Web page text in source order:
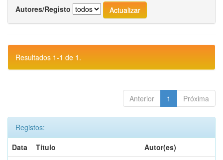
Autores/Registo
Resultados 1-1 de 1.
Anterior 1 Próxima
Registos:
Data
Título
Autor(es)